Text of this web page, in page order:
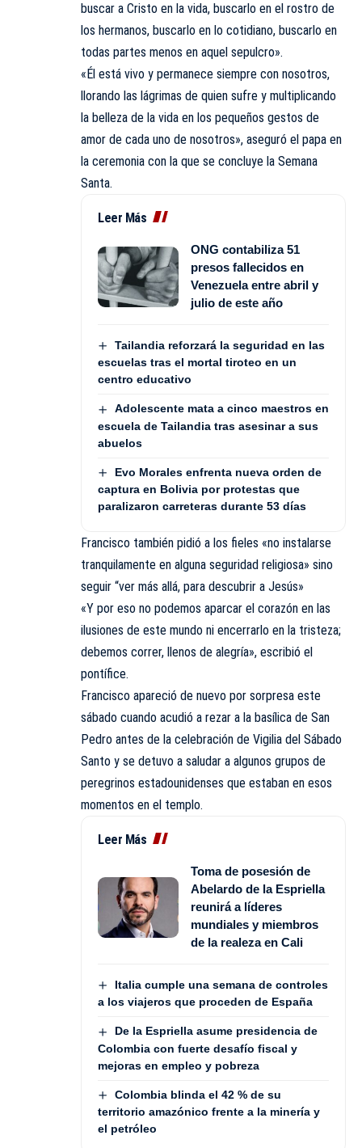
buscar a Cristo en la vida, buscarlo en el rostro de
los hermanos, buscarlo en lo cotidiano, buscarlo en
todas partes menos en aquel sepulcro».
«Él está vivo y permanece siempre con nosotros,
llorando las lágrimas de quien sufre y multiplicando
la belleza de la vida en los pequeños gestos de
amor de cada uno de nosotros», aseguró el papa en
la ceremonia con la que se concluye la Semana
Santa.
Leer Más
ONG contabiliza 51
presos fallecidos en
Venezuela entre abril y
julio de este año
Tailandia reforzará la seguridad en las
escuelas tras el mortal tiroteo en un
centro educativo
Adolescente mata a cinco maestros en
escuela de Tailandia tras asesinar a sus
abuelos
Evo Morales enfrenta nueva orden de
captura en Bolivia por protestas que
paralizaron carreteras durante 53 días
Francisco también pidió a los fieles «no instalarse
tranquilamente en alguna seguridad religiosa» sino
seguir “ver más allá, para descubrir a Jesús»
«Y por eso no podemos aparcar el corazón en las
ilusiones de este mundo ni encerrarlo en la tristeza;
debemos correr, llenos de alegría», escribió el
pontífice.
Francisco apareció de nuevo por sorpresa este
sábado cuando acudió a rezar a la basílica de San
Pedro antes de la celebración de Vigilia del Sábado
Santo y se detuvo a saludar a algunos grupos de
peregrinos estadounidenses que estaban en esos
momentos en el templo.
Leer Más
Toma de posesión de
Abelardo de la Espriella
reunirá a líderes
mundiales y miembros
de la realeza en Cali
Italia cumple una semana de controles
a los viajeros que proceden de España
De la Espriella asume presidencia de
Colombia con fuerte desafío fiscal y
mejoras en empleo y pobreza
Colombia blinda el 42 % de su
territorio amazónico frente a la minería y
el petróleo